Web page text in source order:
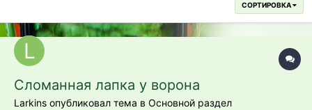
СОРТИРОВКА
Сломанная лапка у ворона
Larkins опубликовал тема в Основной раздел